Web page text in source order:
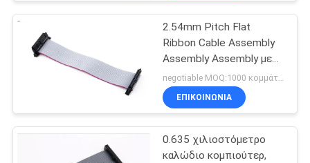
2.54mm Pitch Flat
Ribbon Cable Assembly
Assembly Assembly με
πεταλούδα γάντζο PVC
καλώδιο
negotiable MOQ:1000 κομμάτια
ΕΠΙΚΟΙΝΩΝΊΑ
0.635 χιλιοστόμετρο
καλώδιο κομπιούτερ,